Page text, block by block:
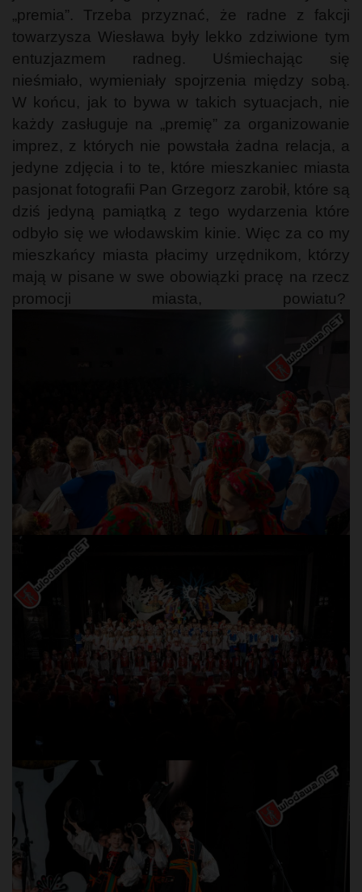
„premia”. Trzeba przyznać, że radne z fakcji
towarzysza Wiesława były lekko zdziwione tym
entuzjazmem radneg. Uśmiechając się
nieśmiało, wymieniały spojrzenia między sobą.
W końcu, jak to bywa w takich sytuacjach, nie
każdy zasługuje na „premię” za organizowanie
imprez, z których nie powstała żadna relacja, a
jedyne zdjęcia i to te, które mieszkaniec miasta
pasjonat fotografii Pan Grzegorz zarobił, które są
dziś jedyną pamiątką z tego wydarzenia które
odbyło się we włodawskim kinie. Więc za co my
mieszkańcy miasta płacimy urzędnikom, którzy
mają w pisane w swe obowiązki pracę na rzecz
promocji miasta, powiatu?